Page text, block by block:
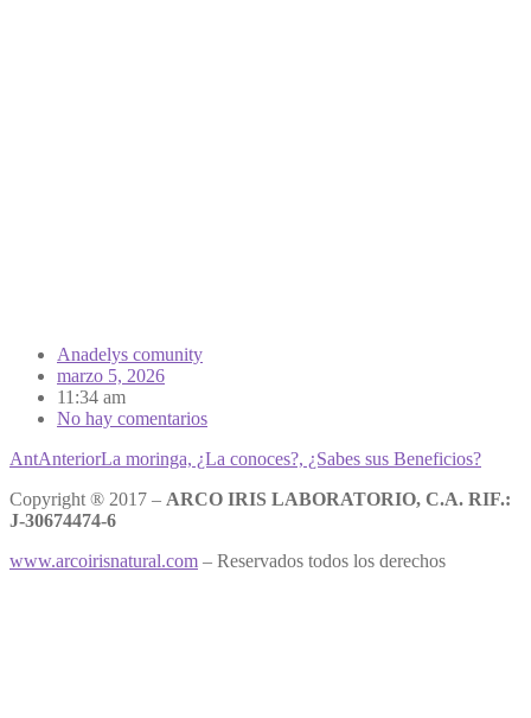
Anadelys comunity
marzo 5, 2026
11:34 am
No hay comentarios
AntAnteriorLa moringa, ¿La conoces?, ¿Sabes sus Beneficios?
Copyright ® 2017 – ARCO IRIS LABORATORIO, C.A. RIF.:
J-30674474-6
www.arcoirisnatural.com – Reservados todos los derechos